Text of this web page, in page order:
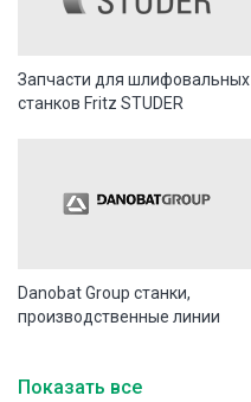
Запчасти для шлифовальных
станков Fritz STUDER
Danobat Group станки,
производственные линии
Показать все